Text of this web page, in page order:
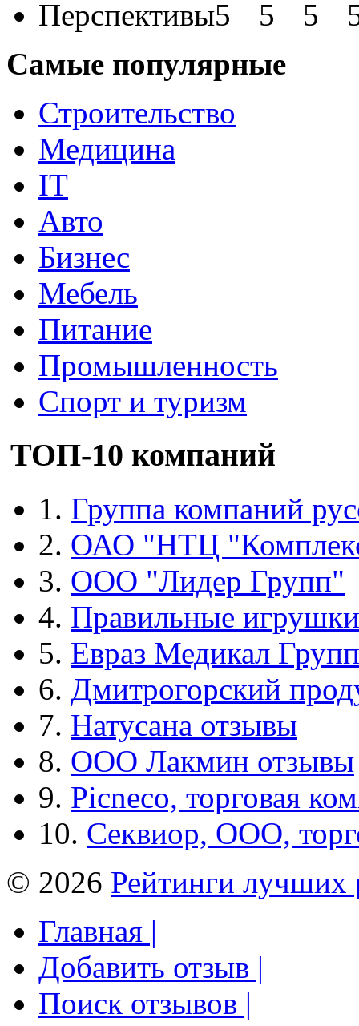
Перспективы
Самые популярные
Строительство
Медицина
IT
Авто
Бизнес
Мебель
Питание
Промышленность
Спорт и туризм
ТОП-10 компаний
1. Группа компаний
2. ОАО "НТЦ
3. ООО "Лидер Групп"
4. Правильные игрушки
5. Евраз Медикал Групп
6. Дмитрогорский
7. Натусана отзывы
8. ООО Лакмин отзывы
9. Picneco, торговая
10. Секвиор, ООО,
© 2026 Рейтинги лучших
Главная |
Добавить отзыв |
Поиск отзывов |